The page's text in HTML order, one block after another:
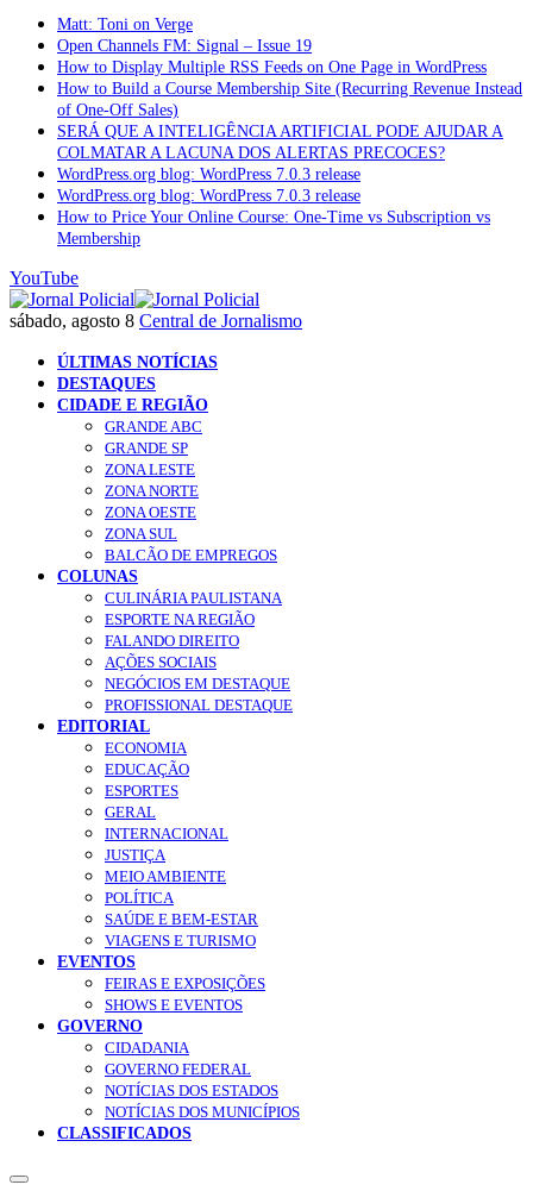
Matt: Toni on Verge
Open Channels FM: Signal – Issue 19
How to Display Multiple RSS Feeds on One Page in WordPress
How to Build a Course Membership Site (Recurring Revenue Instead
of One-Off Sales)
SERÁ QUE A INTELIGÊNCIA ARTIFICIAL PODE AJUDAR A
COLMATAR A LACUNA DOS ALERTAS PRECOCES?
WordPress.org blog: WordPress 7.0.3 release
WordPress.org blog: WordPress 7.0.3 release
How to Price Your Online Course: One-Time vs Subscription vs
Membership
YouTube
sábado, agosto 8 Central de Jornalismo
ÚLTIMAS NOTÍCIAS
DESTAQUES
CIDADE E REGIÃO
GRANDE ABC
GRANDE SP
ZONA LESTE
ZONA NORTE
ZONA OESTE
ZONA SUL
BALCÃO DE EMPREGOS
COLUNAS
CULINÁRIA PAULISTANA
ESPORTE NA REGIÃO
FALANDO DIREITO
AÇÕES SOCIAIS
NEGÓCIOS EM DESTAQUE
PROFISSIONAL DESTAQUE
EDITORIAL
ECONOMIA
EDUCAÇÃO
ESPORTES
GERAL
INTERNACIONAL
JUSTIÇA
MEIO AMBIENTE
POLÍTICA
SAÚDE E BEM-ESTAR
VIAGENS E TURISMO
EVENTOS
FEIRAS E EXPOSIÇÕES
SHOWS E EVENTOS
GOVERNO
CIDADANIA
GOVERNO FEDERAL
NOTÍCIAS DOS ESTADOS
NOTÍCIAS DOS MUNICÍPIOS
CLASSIFICADOS